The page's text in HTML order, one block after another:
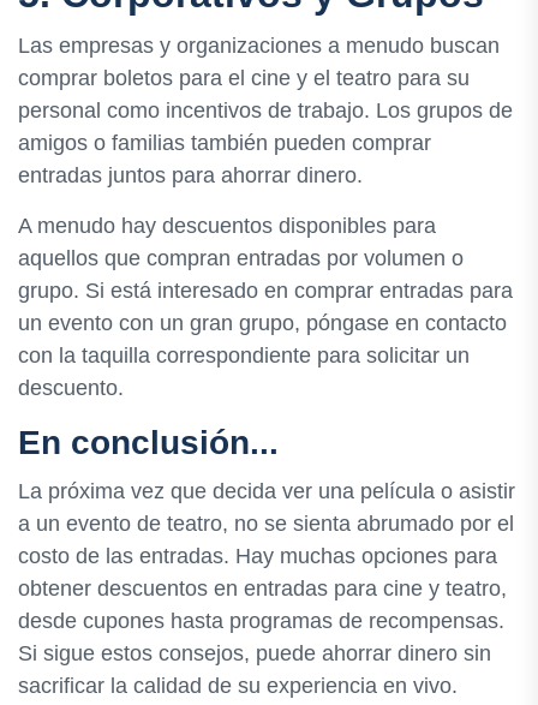
Las empresas y organizaciones a menudo buscan
comprar boletos para el cine y el teatro para su
personal como incentivos de trabajo. Los grupos de
amigos o familias también pueden comprar
entradas juntos para ahorrar dinero.
A menudo hay descuentos disponibles para
aquellos que compran entradas por volumen o
grupo. Si está interesado en comprar entradas para
un evento con un gran grupo, póngase en contacto
con la taquilla correspondiente para solicitar un
descuento.
En conclusión...
La próxima vez que decida ver una película o asistir
a un evento de teatro, no se sienta abrumado por el
costo de las entradas. Hay muchas opciones para
obtener descuentos en entradas para cine y teatro,
desde cupones hasta programas de recompensas.
Si sigue estos consejos, puede ahorrar dinero sin
sacrificar la calidad de su experiencia en vivo.